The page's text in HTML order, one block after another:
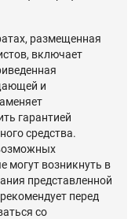
размещенная
включает
и
гарантией
средства.
могут возникнуть в
представленной
перед
со